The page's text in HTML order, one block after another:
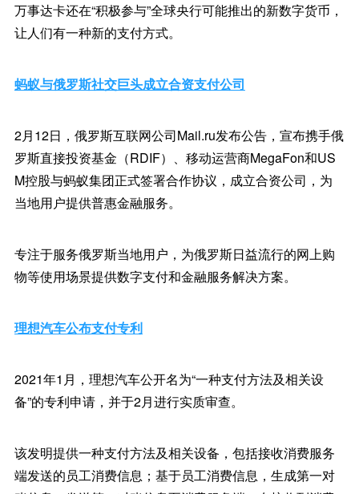
万事达卡还在“积极参与”全球央行可能推出的新数字货币，
让人们有一种新的支付方式。
蚂蚁与俄罗斯社交巨头成立合资支付公司
2月12日，俄罗斯互联网公司Mail.ru发布公告，宣布携手俄
罗斯直接投资基金（RDIF）、移动运营商MegaFon和US
M控股与蚂蚁集团正式签署合作协议，成立合资公司，为
当地用户提供普惠金融服务。
专注于服务俄罗斯当地用户，为俄罗斯日益流行的网上购
物等使用场景提供数字支付和金融服务解决方案。
理想汽车公布支付专利
2021年1月，理想汽车公开名为“一种支付方法及相关设
备”的专利申请，并于2月进行实质审查。
该发明提供一种支付方法及相关设备，包括接收消费服务
端发送的员工消费信息；基于员工消费信息，生成第一对